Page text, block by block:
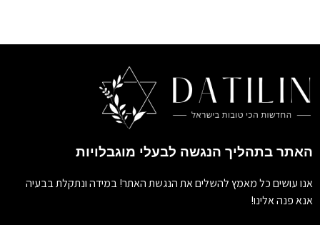
האתר בתהליך הנגשה לבעלי מוגבלויות
אנו עושים כל מאמץ להשלים את הנגשת האתר! במידה ונתקלת בבעיה
אנא פנה אלינו!